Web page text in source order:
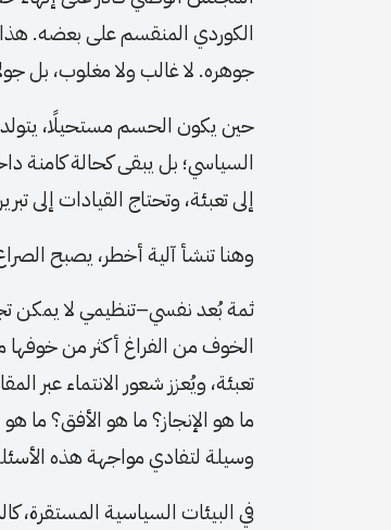
الكوردي المنقسم على بعضه. هذا
جوهره. لا غالب ولا مغلوب، بل
حين يكون الحسم مستحيلًا، يتولد
السياسي؛ بل يبقى كحالة كامنة
إلى تعبئة، وتحتاج القيادات إلى
وهنا تنشأ آلية أخطر، يصبح
ثمة بُعد نفسي–تنظيمي لا يمكن
الخوف من الفراغ أكثر من خوفها
تعبئة، ويُعزز شعور الانتماء عبر
ما هو الإنجاز؟ ما هو الأفق؟ ما
وسيلة لتفادي مواجهة هذه
في البيئات السياسية المستقرة،